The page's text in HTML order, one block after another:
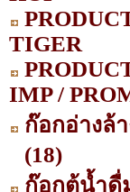
TIGER
IMP /
ก๊อกอ่างล้
(18)
ก๊อกตู้น้ำดื่